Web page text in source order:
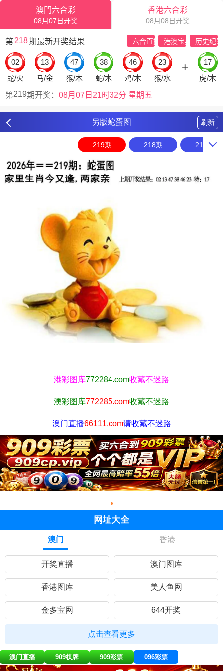
另版蛇蛋图 刷新
219期 218期 217期
港彩图库772284.com收藏不迷路
澳彩图库772285.com收藏不迷路
澳门直播66111.com请收藏不迷路
网址大全
澳门 香港
开奖直播 澳门图库
香港图库 美人鱼网
金多宝网 644开奖
九五至尊 曾道人网
点击查看更多
澳门直播 909棋牌 909彩票 096彩票